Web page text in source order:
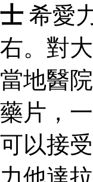
士 希愛
右。對
當地醫
藥片，
可以接
力他達